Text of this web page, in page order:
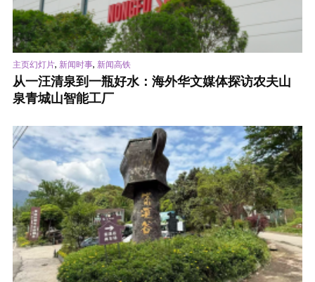
主页幻灯片, 新闻时事, 新闻高铁
从一汪清泉到一瓶好水：海外华文媒体探访农夫山
泉青城山智能工厂